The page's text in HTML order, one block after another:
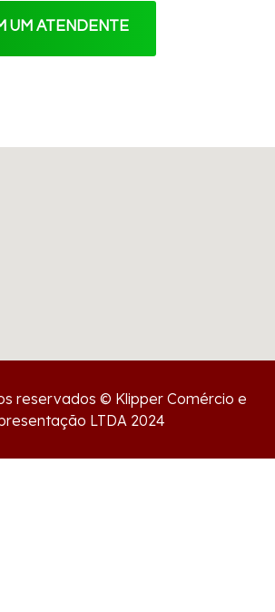
UM ATENDENTE
reservados © Klipper Comércio e
LTDA 2024